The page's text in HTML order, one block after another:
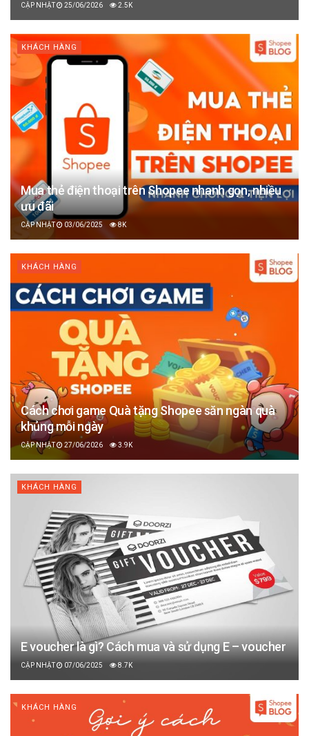
25/06/2026 2.5K
KHÁCH HÀNG
Mua thẻ điện thoại trên Shopee nhanh gọn, nhiều
ưu đãi
03/06/2025 8K
KHÁCH HÀNG
Cách chơi game Quà tặng Shopee săn ngàn quà
khủng mỗi ngày
27/06/2026 3.9K
KHÁCH HÀNG
E voucher là gì? Cách mua và sử dụng E – voucher
07/06/2025 8.7K
KHÁCH HÀNG